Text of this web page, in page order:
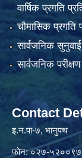
वार्षिक प्रगति
चौमासिक प्रगति
सार्वजनिक सुनुवाई
सार्वजनिक परीक्षण
Contact
इ.न.पा-७, भानुपथ
फोन: ०२७-